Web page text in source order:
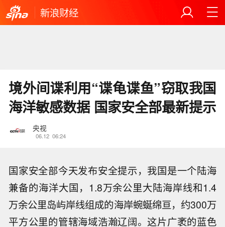
新浪财经
境外间谍利用“谍龟谍鱼”窃取我国
海洋敏感数据 国家安全部最新提示
央视
06.12 06:24
国家安全部今天发布安全提示，我国是一个陆海
兼备的海洋大国，1.8万余公里大陆海岸线和1.4
万余公里岛屿岸线组成的海岸蜿蜒绵亘，约300万
平方公里的管辖海域浩瀚辽阔。这片广袤的蓝色